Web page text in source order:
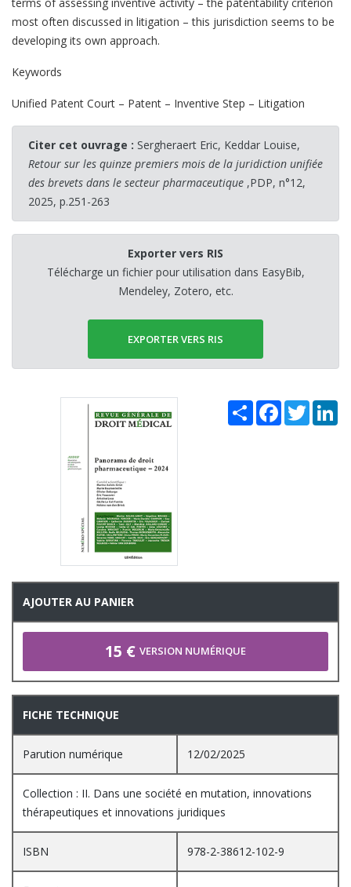
most often discussed in litigation – this jurisdiction seems to be
developing its own approach.
Keywords
Unified Patent Court – Patent – Inventive Step – Litigation
Citer cet ouvrage : Sergheraert Eric, Keddar Louise,
Retour sur les quinze premiers mois de la juridiction unifiée
des brevets dans le secteur pharmaceutique ,PDP, n°12,
2025, p.251-263
Exporter vers RIS
Télécharge un fichier pour utilisation dans EasyBib,
Mendeley, Zotero, etc.
EXPORTER VERS RIS
Share Facebook
Twitter
AJOUTER AU PANIER
15 € VERSION NUMÉRIQUE
FICHE TECHNIQUE
Parution numérique 12/02/2025
Collection : II. Dans une société en mutation, innovations
thérapeutiques et innovations juridiques
ISBN 978-2-38612-102-9